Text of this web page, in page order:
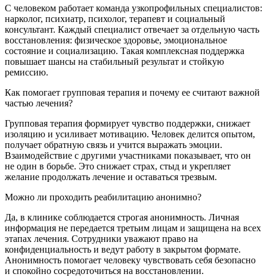
С человеком работает команда узкопрофильных специалистов:
нарколог, психиатр, психолог, терапевт и социальный
консультант. Каждый специалист отвечает за отдельную часть
восстановления: физическое здоровье, эмоциональное
состояние и социализацию. Такая комплексная поддержка
повышает шансы на стабильный результат и стойкую
ремиссию.
Как помогает групповая терапия и почему ее считают важной
частью лечения?
Групповая терапия формирует чувство поддержки, снижает
изоляцию и усиливает мотивацию. Человек делится опытом,
получает обратную связь и учится выражать эмоции.
Взаимодействие с другими участниками показывает, что он
не один в борьбе. Это снижает страх, стыд и укрепляет
желание продолжать лечение и оставаться трезвым.
Можно ли проходить реабилитацию анонимно?
Да, в клинике соблюдается строгая анонимность. Личная
информация не передается третьим лицам и защищена на всех
этапах лечения. Сотрудники уважают право на
конфиденциальность и ведут работу в закрытом формате.
Анонимность помогает человеку чувствовать себя безопасно
и спокойно сосредоточиться на восстановлении.